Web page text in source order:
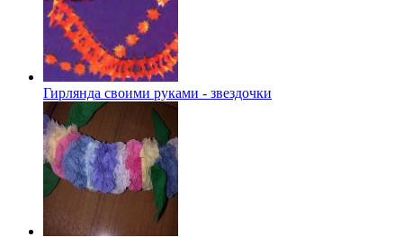
Гирлянда своими руками - звездочки